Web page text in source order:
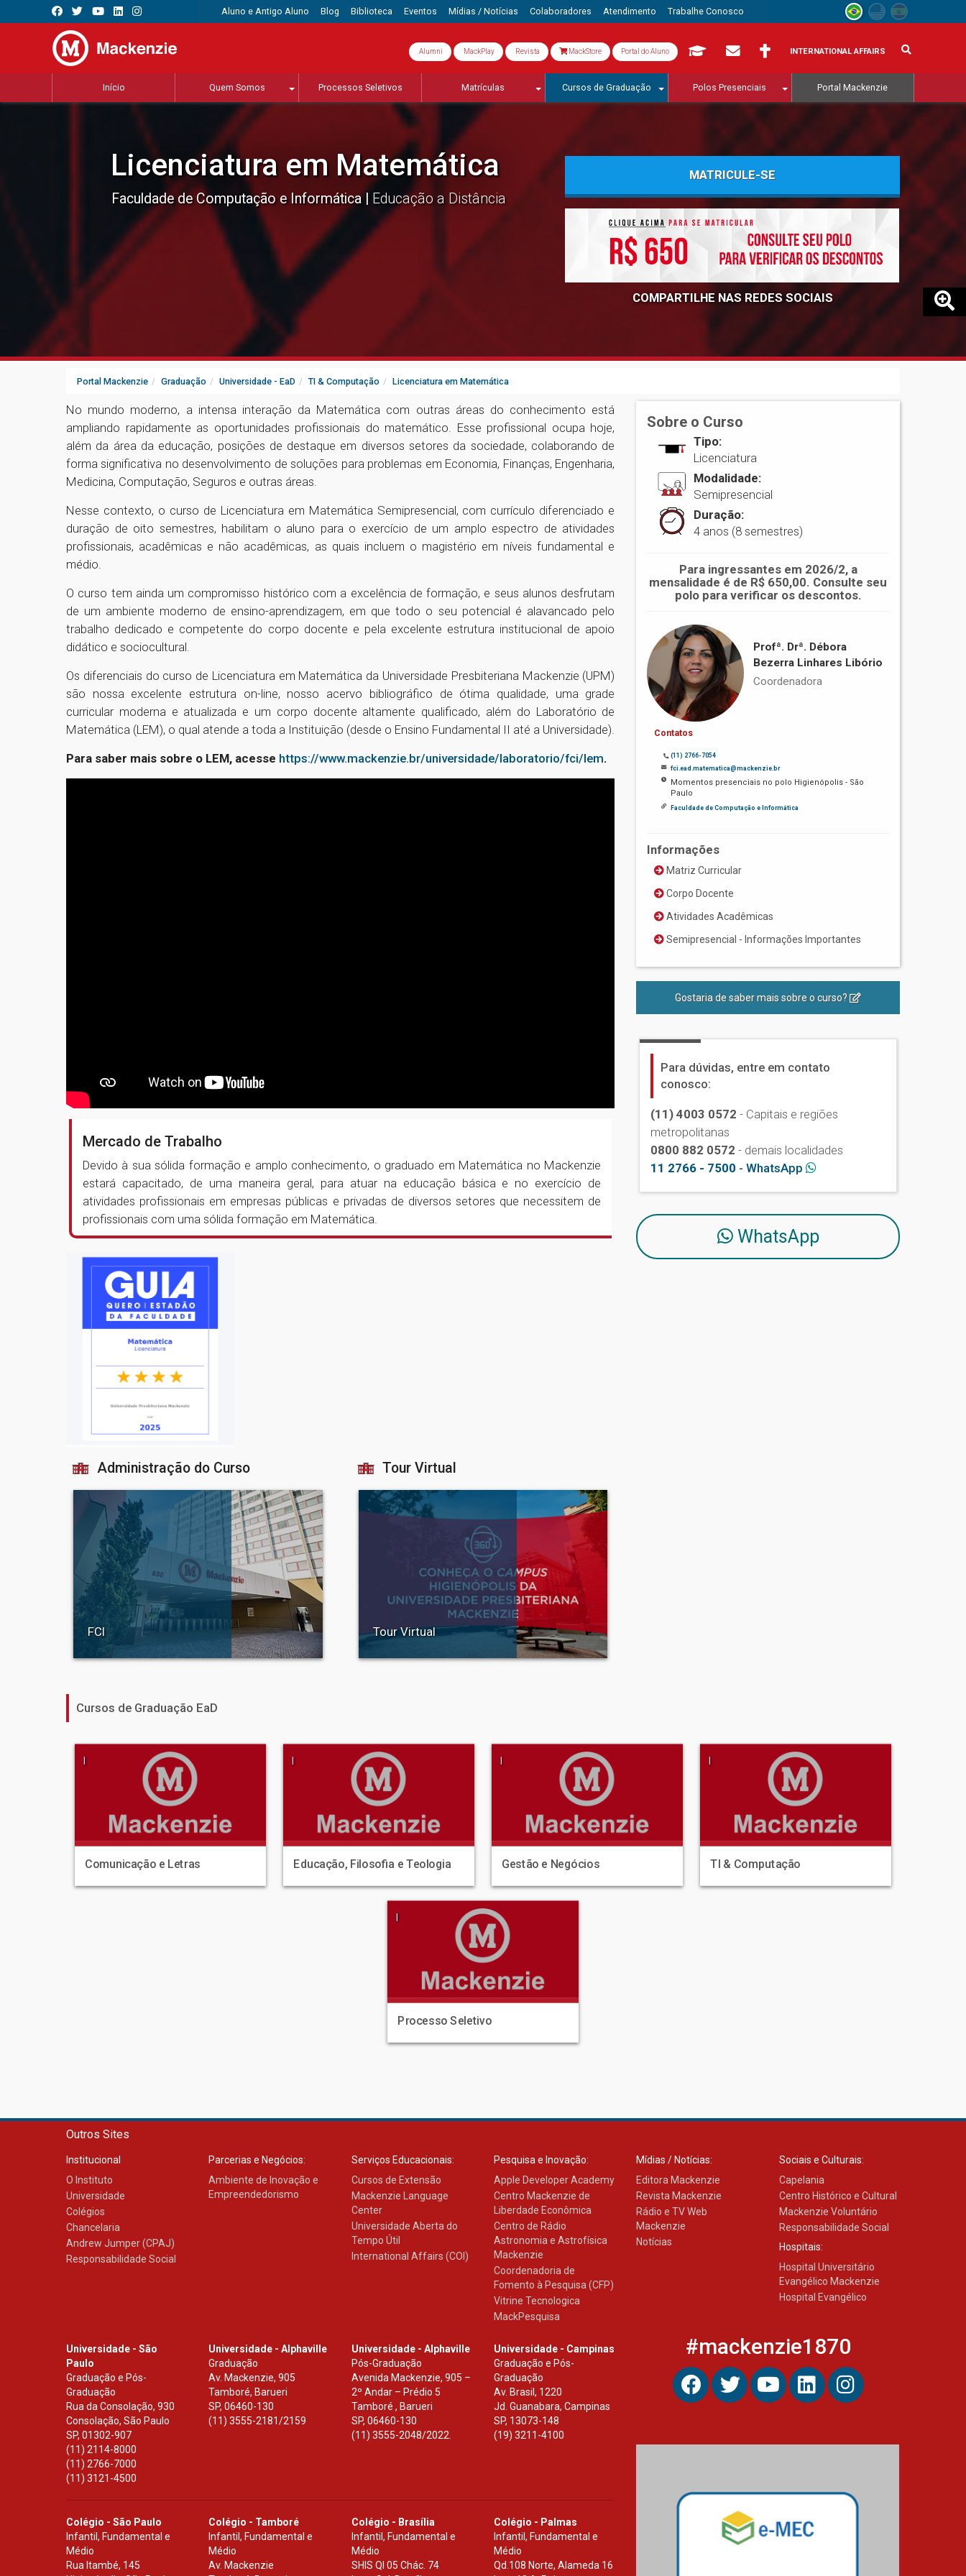
Aluno e Antigo Aluno Blog Biblioteca Eventos Mídias / Notícias Colaboradores Atendimento Trabalhe Conosco
Alumni MackPlay Revista MackStore Portal do Aluno INTERNATIONAL AFFAIRS
Início Quem Somos Processos Seletivos Matrículas Cursos de Graduação Polos Presenciais Portal Mackenzie
Licenciatura em Matemática
Faculdade de Computação e Informática Educação a Distância
MATRICULE-SE
COMPARTILHE NAS REDES SOCIAIS
Portal Mackenzie Graduação Universidade - EaD TI & Computação Licenciatura em Matemática
No mundo moderno, a intensa interação da Matemática com outras áreas do conhecimento está
ampliando rapidamente as oportunidades profissionais do matemático. Esse profissional ocupa hoje,
além da área da educação, posições de destaque em diversos setores da sociedade, colaborando de
forma significativa no desenvolvimento de soluções para problemas em Economia, Finanças, Engenharia,
Medicina, Computação, Seguros e outras áreas.
Nesse contexto, o curso de Licenciatura em Matemática Semipresencial, com currículo diferenciado e
duração de oito semestres, habilitam o aluno para o exercício de um amplo espectro de atividades
profissionais, acadêmicas e não acadêmicas, as quais incluem o magistério em níveis fundamental e
médio.
O curso tem ainda um compromisso histórico com a excelência de formação, e seus alunos desfrutam
de um ambiente moderno de ensino-aprendizagem, em que todo o seu potencial é alavancado pelo
trabalho dedicado e competente do corpo docente e pela excelente estrutura institucional de apoio
didático e sociocultural.
Os diferenciais do curso de Licenciatura em Matemática da Universidade Presbiteriana Mackenzie (UPM)
são nossa excelente estrutura on-line, nosso acervo bibliográfico de ótima qualidade, uma grade
curricular moderna e atualizada e um corpo docente altamente qualificado, além do Laboratório de
Matemática (LEM), o qual atende a toda a Instituição (desde o Ensino Fundamental II até a Universidade).
Para saber mais sobre o LEM, acesse https://www.mackenzie.br/universidade/laboratorio/fci/lem.
Mercado de Trabalho
Devido à sua sólida formação e amplo conhecimento, o graduado em Matemática no Mackenzie
estará capacitado, de uma maneira geral, para atuar na educação básica e no exercício de
atividades profissionais em empresas públicas e privadas de diversos setores que necessitem de
profissionais com uma sólida formação em Matemática.
Administração do Curso
FCI
Tour Virtual
Tour Virtual
Sobre o Curso
Tipo:
Licenciatura
Modalidade:
Semipresencial
Duração:
4 anos (8 semestres)
Para ingressantes em 2026/2, a
mensalidade é de R$ 650,00. Consulte seu
polo para verificar os descontos.
Profª. Drª. Débora
Bezerra Linhares Libório
Coordenadora
Contatos
(11) 2766-7054
fci.ead.matematica@mackenzie.br
Momentos presenciais no polo Higienópolis - São
Paulo
Faculdade de Computação e Informática
Informações
Matriz Curricular
Corpo Docente
Atividades Acadêmicas
Semipresencial - Informações Importantes
Gostaria de saber mais sobre o curso?
Para dúvidas, entre em contato
conosco:
(11) 4003 0572 - Capitais e regiões
metropolitanas
0800 882 0572 - demais localidades
11 2766 - 7500 - WhatsApp
WhatsApp
Cursos de Graduação EaD
|
Comunicação e Letras
|
Educação, Filosofia e Teologia
|
Gestão e Negócios
|
TI & Computação
|
Processo Seletivo
Outros Sites
Institucional
O Instituto
Universidade
Colégios
Chancelaria
Andrew Jumper (CPAJ)
Responsabilidade Social
Parcerias e Negócios:
Ambiente de Inovação e
Empreendedorismo
Serviços Educacionais:
Cursos de Extensão
Mackenzie Language
Center
Universidade Aberta do
Tempo Útil
International Affairs (COI)
Pesquisa e Inovação:
Apple Developer Academy
Centro Mackenzie de
Liberdade Econômica
Centro de Rádio
Astronomia e Astrofísica
Mackenzie
Coordenadoria de
Fomento à Pesquisa (CFP)
Vitrine Tecnologica
MackPesquisa
Mídias / Notícias:
Editora Mackenzie
Revista Mackenzie
Rádio e TV Web
Mackenzie
Notícias
Sociais e Culturais:
Capelania
Centro Histórico e Cultural
Mackenzie Voluntário
Responsabilidade Social
Hospitais:
Hospital Universitário
Evangélico Mackenzie
Hospital Evangélico
Universidade - São
Paulo
Graduação e Pós-
Graduação
Rua da Consolação, 930
Consolação, São Paulo
SP, 01302-907
(11) 2114-8000
(11) 2766-7000
(11) 3121-4500
Universidade - Alphaville
Graduação
Av. Mackenzie, 905
Tamboré, Barueri
SP,06460-130
(11) 3555-2181/2159
Universidade - Alphaville
Pós-Graduação
Avenida Mackenzie, 905 –
2º Andar – Prédio 5
Tamboré , Barueri
SP, 06460-130
(11) 3555-2048/2022.
Universidade - Campinas
Graduação e Pós-
Graduação
Av. Brasil, 1220
Jd. Guanabara, Campinas
SP, 13073-148
(19) 3211-4100
Colégio - São Paulo
Infantil, Fundamental e
Médio
Rua Itambé, 145
Colégio - Tamboré
Infantil, Fundamental e
Médio
Av. Mackenzie
Colégio - Brasília
Infantil, Fundamental e
Médio
SHIS Ql 05 Chác. 74
Colégio - Palmas
Infantil, Fundamental e
Médio
Qd.108 Norte, Alameda 16
#mackenzie1870